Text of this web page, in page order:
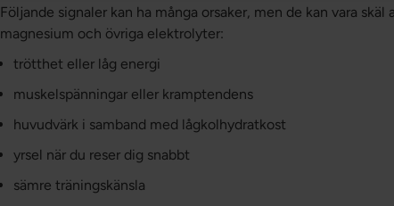
Följande signaler kan ha många orsaker, men de kan vara skäl
magnesium och övriga elektrolyter:
trötthet eller låg energi
muskelspänningar eller kramptendens
huvudvärk i samband med lågkolhydratkost
yrsel när du reser dig snabbt
sämre träningskänsla